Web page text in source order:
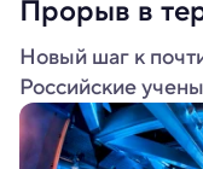
Прорыв в
Новый шаг к
Российские